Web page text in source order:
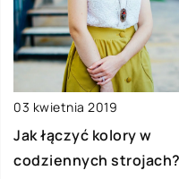
03 kwietnia 2019
Jak łączyć kolory w
codziennych strojach?